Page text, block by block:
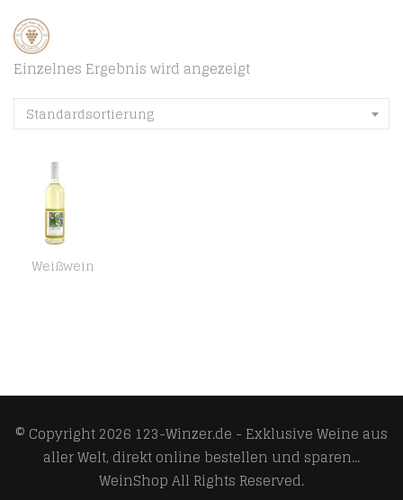
Einzelnes Ergebnis wird angezeigt
Standardsortierung
Weißwein
© Copyright 2026 123-Winzer.de - Exklusive Weine aus
aller Welt, direkt online bestellen und sparen...
WeinShopAll Rights Reserved.